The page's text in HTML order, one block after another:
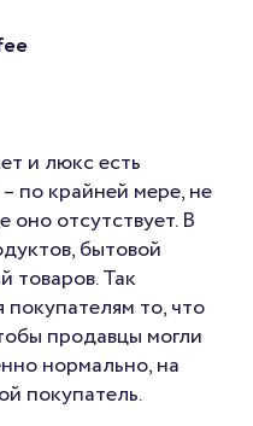
и люкс есть
по крайней мере, не
оно отсутствует. В
бытовой
товаров. Так
покупателям то, что
продавцы могли
нормально, на
покупатель.